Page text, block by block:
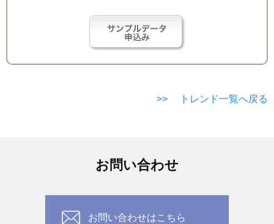
>> トレンド一覧へ戻る
お問い合わせ
お問い合わせはこちら